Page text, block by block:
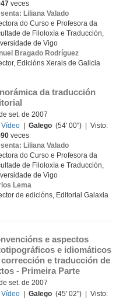
veces
Liliana Valado
do Curso e Profesora da
de Filoloxía e Traducción,
de Vigo
Bragado Rodríguez
Edicións Xerais de Galicia
da traducción
set. de 2007
Vídeo
|Galego (54' 00'') | Visto:
veces
Liliana Valado
do Curso e Profesora da
de Filoloxía e Traducción,
de Vigo
Lema
de edicións, Editorial Galaxia
e aspectos
e idiomáticos
corrección e traducción de
- Primeira Parte
set. de 2007
Vídeo
|Galego (45' 02'') | Visto: